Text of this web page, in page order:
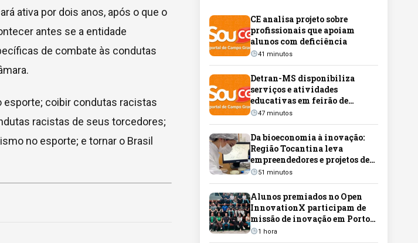
ativa por dois anos, após o que o
antes se a entidade
de combate às condutas
esporte; coibir condutas racistas
racistas de seus torcedores;
no esporte; e tornar o Brasil
CE analisa projeto sobre
profissionais que apoiam
alunos com deficiência
41 minutos
Detran-MS disponibiliza
serviços e atividades
educativas em feirão de
veículos neste fim de semana
47 minutos
Da bioeconomia à inovação:
Região Tocantina leva
empreendedores e projetos de
sustentáveis para a Feira do
Empreendedor
51 minutos
Alunos premiados no Open
InnovationX participam de
missão de inovação em Porto
Alegre
1 hora